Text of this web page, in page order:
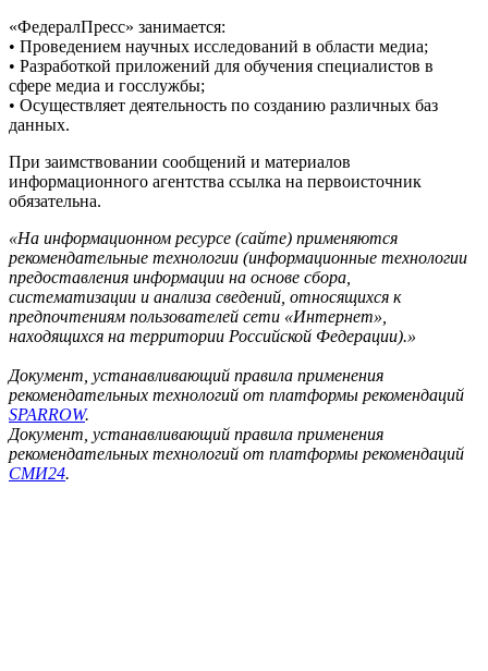
«ФедералПресс» занимается:
• Проведением научных исследований в области медиа;
• Разработкой приложений для обучения специалистов в
сфере медиа и госслужбы;
• Осуществляет деятельность по созданию различных баз
данных.
При заимствовании сообщений и материалов
информационного агентства ссылка на первоисточник
обязательна.
«На информационном ресурсе (сайте) применяются
рекомендательные технологии (информационные технологии
предоставления информации на основе сбора,
систематизации и анализа сведений, относящихся к
предпочтениям пользователей сети «Интернет»,
находящихся на территории Российской Федерации).»
Документ, устанавливающий правила применения
рекомендательных технологий от платформы рекомендаций
SPARROW.
Документ, устанавливающий правила применения
рекомендательных технологий от платформы рекомендаций
СМИ24.